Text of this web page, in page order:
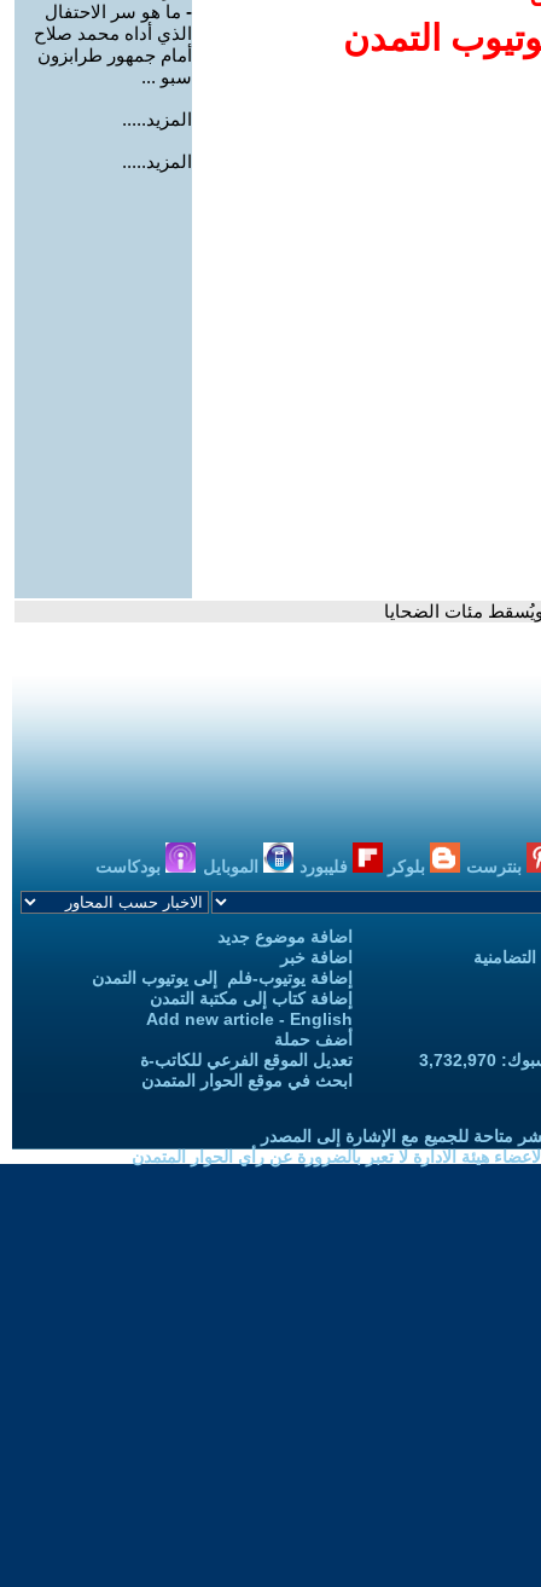
التمدن
- ما هو سر الاحتفال
الذي أداه محمد صلاح
أمام جمهور طرابزون
سبو ...
المزيد.....
المزيد.....
مئات الضحايا
بنترست بلوكر فليبورد الموبايل بودكاست
اضافة موضوع جديد
اضافة خبر
إضافة يوتيوب-فلم إلى يوتيوب التمدن
إضافة كتاب إلى مكتبة التمدن
Add new article - English
أضف حملة
تعديل الموقع الفرعي للكاتب-ة
ابحث في موقع الحوار المتمدن
متاحة للجميع مع الإشارة إلى المصدر
هيئة الادارة لا تعبر بالضرورة عن رأي الحوار المتمدن